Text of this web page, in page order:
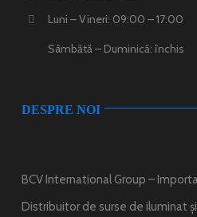
DESPRE NOI
BCV International Group –
Distribuitor de surse de iluminat
Luni – Vineri: 09:00 – 17:00
Sâmbătă – Duminică: închis